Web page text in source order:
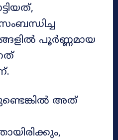
പൂർണ്ണമായ
അത്